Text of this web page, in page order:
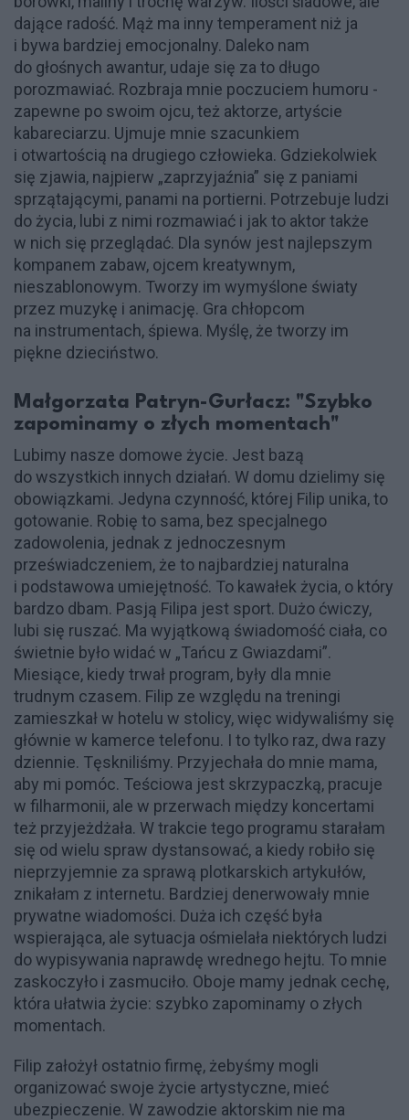
dające radość. Mąż ma inny temperament niż ja
i bywa bardziej emocjonalny. Daleko nam
do głośnych awantur, udaje się za to długo
porozmawiać. Rozbraja mnie poczuciem humoru -
zapewne po swoim ojcu, też aktorze, artyście
kabareciarzu. Ujmuje mnie szacunkiem
i otwartością na drugiego człowieka. Gdziekolwiek
się zjawia, najpierw „zaprzyjaźnia” się z paniami
sprzątającymi, panami na portierni. Potrzebuje ludzi
do życia, lubi z nimi rozmawiać i jak to aktor także
w nich się przeglądać. Dla synów jest najlepszym
kompanem zabaw, ojcem kreatywnym,
nieszablonowym. Tworzy im wymyślone światy
przez muzykę i animację. Gra chłopcom
na instrumentach, śpiewa. Myślę, że tworzy im
piękne dzieciństwo.
Małgorzata Patryn-Gurłacz: "Szybko
zapominamy o złych momentach"
Lubimy nasze domowe życie. Jest bazą
do wszystkich innych działań. W domu dzielimy się
obowiązkami. Jedyna czynność, której Filip unika, to
gotowanie. Robię to sama, bez specjalnego
zadowolenia, jednak z jednoczesnym
przeświadczeniem, że to najbardziej naturalna
i podstawowa umiejętność. To kawałek życia, o który
bardzo dbam. Pasją Filipa jest sport. Dużo ćwiczy,
lubi się ruszać. Ma wyjątkową świadomość ciała, co
świetnie było widać w „Tańcu z Gwiazdami”.
Miesiące, kiedy trwał program, były dla mnie
trudnym czasem. Filip ze względu na treningi
zamieszkał w hotelu w stolicy, więc widywaliśmy się
głównie w kamerce telefonu. I to tylko raz, dwa razy
dziennie. Tęskniliśmy. Przyjechała do mnie mama,
aby mi pomóc. Teściowa jest skrzypaczką, pracuje
w filharmonii, ale w przerwach między koncertami
też przyjeżdżała. W trakcie tego programu starałam
się od wielu spraw dystansować, a kiedy robiło się
nieprzyjemnie za sprawą plotkarskich artykułów,
znikałam z internetu. Bardziej denerwowały mnie
prywatne wiadomości. Duża ich część była
wspierająca, ale sytuacja ośmielała niektórych ludzi
do wypisywania naprawdę wrednego hejtu. To mnie
zaskoczyło i zasmuciło. Oboje mamy jednak cechę,
która ułatwia życie: szybko zapominamy o złych
momentach.
Filip założył ostatnio firmę, żebyśmy mogli
organizować swoje życie artystyczne, mieć
ubezpieczenie. W zawodzie aktorskim nie ma